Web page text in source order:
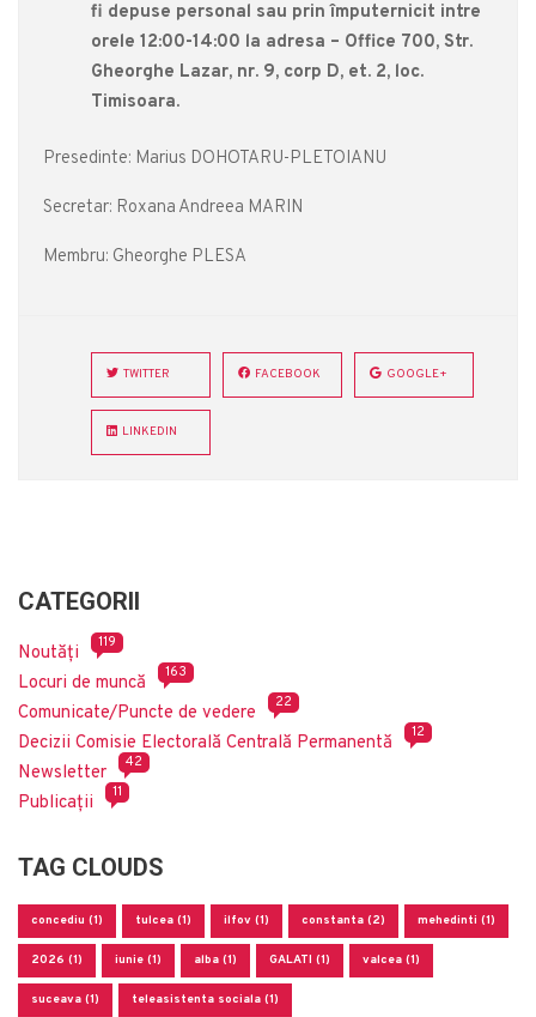
fi depuse personal sau prin împuternicit intre
orele 12:00-14:00 la adresa – Office 700, Str.
Gheorghe Lazar, nr. 9, corp D, et. 2, loc.
Timisoara.
Presedinte: Marius DOHOTARU-PLETOIANU
Secretar: Roxana Andreea MARIN
Membru: Gheorghe PLESA
TWITTER FACEBOOK GOOGLE+
LINKEDIN
CATEGORII
Noutăți 119
Locuri de muncă 163
Comunicate/Puncte de vedere 22
Decizii Comisie Electorală Centrală Permanentă 12
Newsletter 42
Publicații 11
TAG CLOUDS
concediu (1) tulcea (1) ilfov (1) constanta (2) mehedinti (1)
2026 (1) iunie (1) alba (1) GALATI (1) valcea (1)
suceava (1) teleasistenta sociala (1)